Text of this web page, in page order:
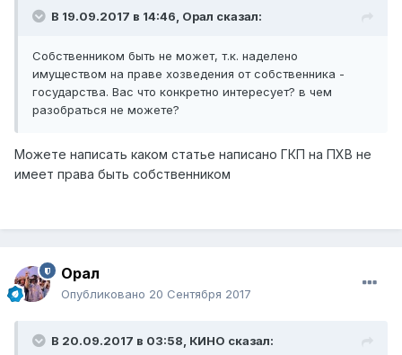
В 19.09.2017 в 14:46, Орал сказал:
Собственником быть не может, т.к. наделено
имуществом на праве хозведения от собственника -
государства. Вас что конкретно интересует? в чем
разобраться не можете?
Можете написать каком статье написано ГКП на ПХВ не
имеет права быть собственником
Орал
Опубликовано 20 Сентября 2017
В 20.09.2017 в 03:58, КИНО сказал: